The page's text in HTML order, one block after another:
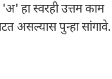
हा स्वरही उत्तम काम
असल्यास पुन्हा सांगावे.